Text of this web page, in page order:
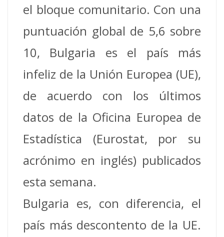
el bloque comunitario. Con una
puntuación global de 5,6 sobre
10, Bulgaria es el país más
infeliz de la Unión Europea (UE),
de acuerdo con los últimos
datos de la Oficina Europea de
Estadística (Eurostat, por su
acrónimo en inglés) publicados
esta semana.
Bulgaria es, con diferencia, el
país más descontento de la UE.